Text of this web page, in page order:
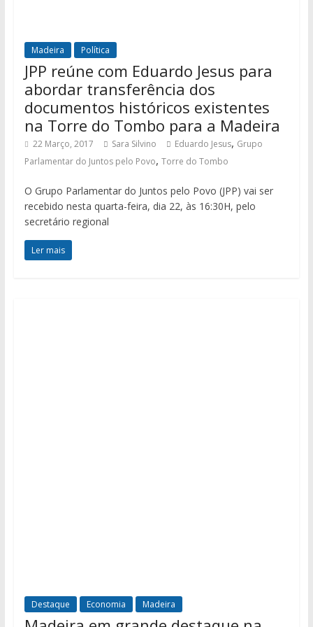
Madeira Política
JPP reúne com Eduardo Jesus para
abordar transferência dos
documentos históricos existentes
na Torre do Tombo para a Madeira
22 Março, 2017 Sara Silvino Eduardo Jesus, Grupo
Parlamentar do Juntos pelo Povo, Torre do Tombo
O Grupo Parlamentar do Juntos pelo Povo (JPP) vai ser
recebido nesta quarta-feira, dia 22, às 16:30H, pelo
secretário regional
Ler mais
Destaque Economia Madeira